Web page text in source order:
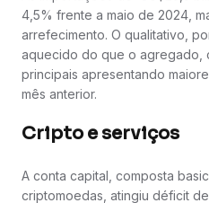
4,5% frente a maio de 2024,
arrefecimento. O qualitativo,
aquecido do que o agregado,
principais apresentando
mês anterior.
Cripto e serviços
A conta capital, composta
criptomoedas, atingiu déficit